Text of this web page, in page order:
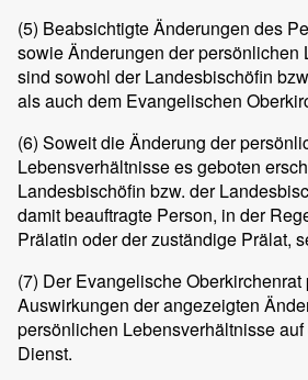
(5) Beabsichtigte Änderungen des
sowie Änderungen der persönlichen
sind sowohl der Landesbischöfin
als auch dem Evangelischen
(6) Soweit die Änderung der
Lebensverhältnisse es geboten
Landesbischöfin bzw. der
damit beauftragte Person, in der
Prälatin oder der zuständige Prälat,
(7) Der Evangelische Oberkirchenrat
Auswirkungen der angezeigten
persönlichen Lebensverhältnisse
Dienst.